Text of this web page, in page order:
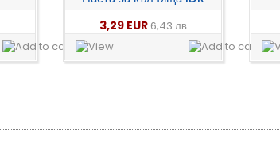
3,29 EUR 6,43 лв